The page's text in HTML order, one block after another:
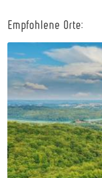
Empfohlene Orte: